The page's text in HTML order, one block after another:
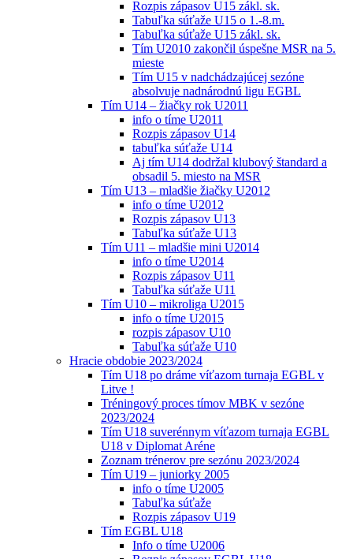
Rozpis zápasov U15 zákl. sk.
Tabuľka súťaže U15 o 1.-8.m.
Tabuľka súťaže U15 zákl. sk.
Tím U2010 zakončil úspešne MSR na 5.
mieste
Tím U15 v nadchádzajúcej sezóne
absolvuje nadnárodnú ligu EGBL
Tím U14 – žiačky rok U2011
info o tíme U2011
Rozpis zápasov U14
tabuľka súťaže U14
Aj tím U14 dodržal klubový štandard a
obsadil 5. miesto na MSR
Tím U13 – mladšie žiačky U2012
info o tíme U2012
Rozpis zápasov U13
Tabuľka súťaže U13
Tím U11 – mladšie mini U2014
info o tíme U2014
Rozpis zápasov U11
Tabuľka súťaže U11
Tím U10 – mikroliga U2015
info o tíme U2015
rozpis zápasov U10
Tabuľka súťaže U10
Hracie obdobie 2023/2024
Tím U18 po dráme víťazom turnaja EGBL v
Litve !
Tréningový proces tímov MBK v sezóne
2023/2024
Tím U18 suverénnym víťazom turnaja EGBL
U18 v Diplomat Aréne
Zoznam trénerov pre sezónu 2023/2024
Tím U19 – juniorky 2005
info o tíme U2005
Tabuľka súťaže
Rozpis zápasov U19
Tím EGBL U18
Info o tíme U2006